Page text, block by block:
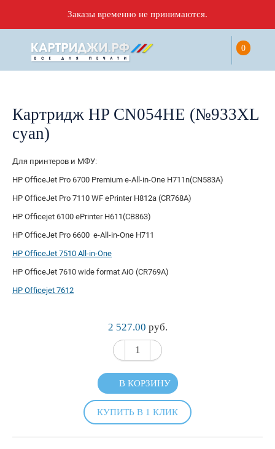
Заказы временно не принимаются.
0
Картридж HP CN054HE (№933XL
cyan)
Для принтеров и МФУ:
HP OfficeJet Pro 6700 Premium e-All-in-One H711n(CN583A)
HP OfficeJet Pro 7110 WF ePrinter H812a (CR768A)
HP Officejet 6100 ePrinter H611(CB863)
HP OfficeJet Pro 6600 e-All-in-One H711
HP OfficeJet 7510 All-in-One
HP OfficeJet 7610 wide format AiO (CR769A)
HP Officejet 7612
2 527.00 руб.
В КОРЗИНУ
КУПИТЬ В 1 КЛИК